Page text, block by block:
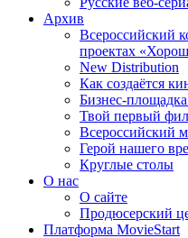
Архив
Всероссийский
проектах
New Distribution
Как создаётся
Бизнес-
Твой первый
Всероссийский
Герой нашего
Круглые столы
О нас
О сайте
Продюсерский
Платформа MovieStart